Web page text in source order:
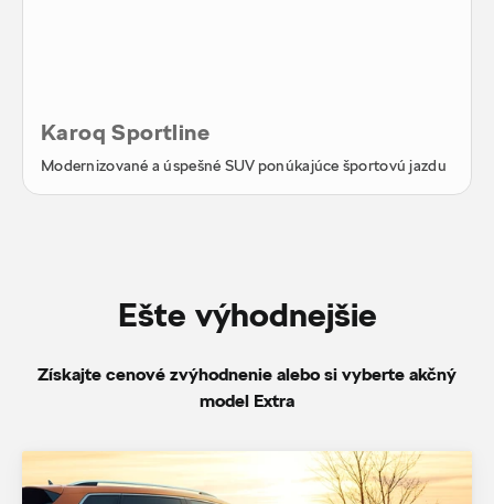
Karoq Sportline
Modernizované a úspešné SUV ponúkajúce športovú jazdu
Ešte výhodnejšie
Získajte cenové zvýhodnenie alebo si vyberte akčný
model Extra